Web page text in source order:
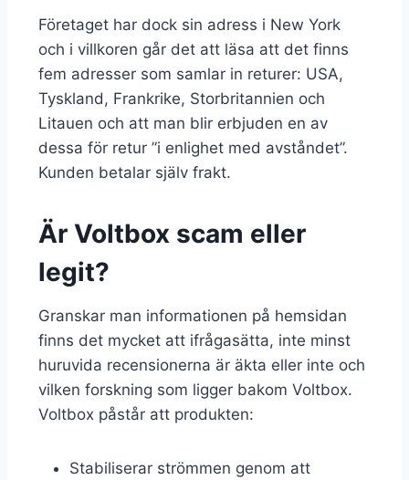
Företaget har dock sin adress i New York
och i villkoren går det att läsa att det finns
fem adresser som samlar in returer: USA,
Tyskland, Frankrike, Storbritannien och
Litauen och att man blir erbjuden en av
dessa för retur ”i enlighet med avståndet”.
Kunden betalar själv frakt.
Är Voltbox scam eller
legit?
Granskar man informationen på hemsidan
finns det mycket att ifrågasätta, inte minst
huruvida recensionerna är äkta eller inte och
vilken forskning som ligger bakom Voltbox.
Voltbox påstår att produkten:
Stabiliserar strömmen genom att